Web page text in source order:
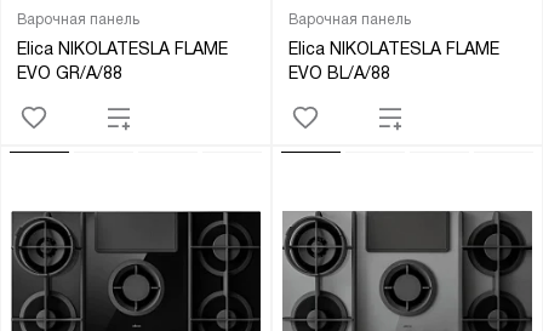
Варочная панель
Elica NIKOLATESLA FLAME
EVO GR/A/88
Варочная панель
Elica NIKOLATESLA FLAME
EVO BL/A/88